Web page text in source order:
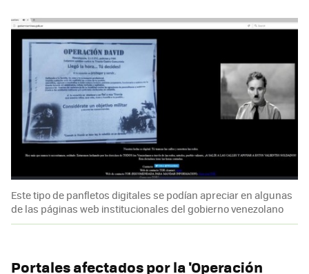
Este tipo de panfletos digitales se podían apreciar en algunas
de las páginas web institucionales del gobierno venezolano
Portales afectados por la 'Operación